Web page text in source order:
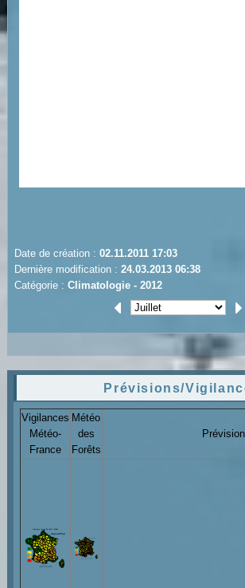
Date de création : 02.11.2011 17:03
Dernière modification : 24.03.2013 06:38
Catégorie : Climatologie - 2012
Prévisions/
Vigilances
Météo-
France
Météo
des
Forêts